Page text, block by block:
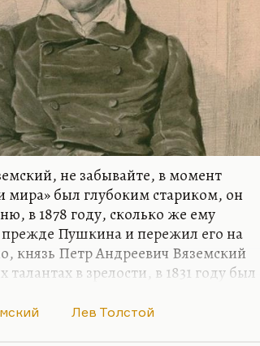
не забывайте, в момент
мира» был глубоким стариком, он
в 1878 году, сколько же ему
Пушкина и пережил его на
князь Петр Андреевич Вяземский
талантах в зрелости, в 1831 году был
России» и «Бородинская
Лев Толстой